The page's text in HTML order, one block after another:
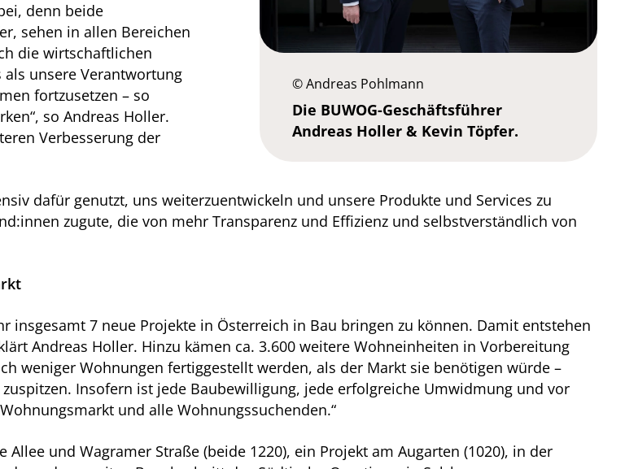
Die BUWOG-Geschäftsführer
Andreas Holler & Kevin Töpfer.
© Andreas Pohlmann
denn beide
sehen in allen Bereichen
die wirtschaftlichen
unsere Verantwortung
fortzusetzen – so
so Andreas Holler.
Verbesserung der
dafür genutzt, uns weiterzuentwickeln und unsere Produkte und Services zu
zugute, die von mehr Transparenz und Effizienz und selbstverständlich von
insgesamt 7 neue Projekte in Österreich in Bau bringen zu können. Damit entstehen
Andreas Holler. Hinzu kämen ca. 3.600 weitere Wohneinheiten in Vorbereitung
weniger Wohnungen fertiggestellt werden, als der Markt sie benötigen würde –
Insofern ist jede Baubewilligung, jede erfolgreiche Umwidmung und vor
und alle Wohnungssuchenden.“
und Wagramer Straße (beide 1220), ein Projekt am Augarten (1020), in der